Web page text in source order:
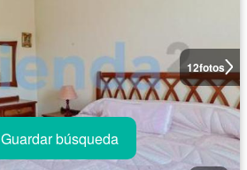
12fotos
Guardar búsqueda